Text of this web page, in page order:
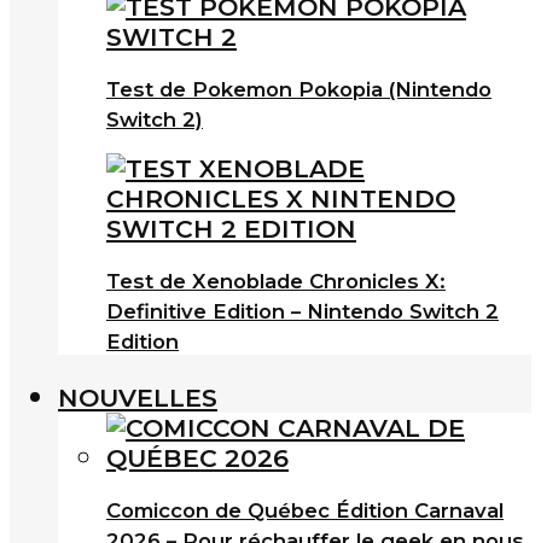
Test de Pokemon Pokopia (Nintendo
Switch 2)
Test de Xenoblade Chronicles X:
Definitive Edition – Nintendo Switch 2
Edition
NOUVELLES
Comiccon de Québec Édition Carnaval